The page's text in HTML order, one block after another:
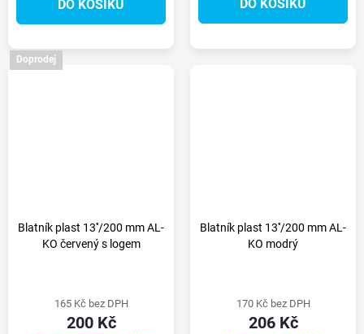
DO KOŠÍKU DO KOŠÍKU
Doprodej
Blatník plast 13''/200 mm AL-
KO červený s logem
165 Kč bez DPH
200 Kč
Blatník plast 13''/200 mm AL-
KO modrý
170 Kč bez DPH
206 Kč